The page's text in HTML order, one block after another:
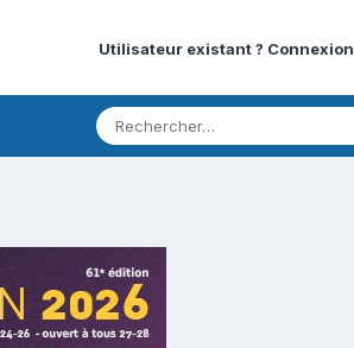
Utilisateur existant ? Connexion